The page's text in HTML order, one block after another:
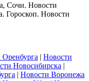
Сочи. Новости
Гороскоп. Новости
| Новости
Новосибирска |
| Новости Воронежа